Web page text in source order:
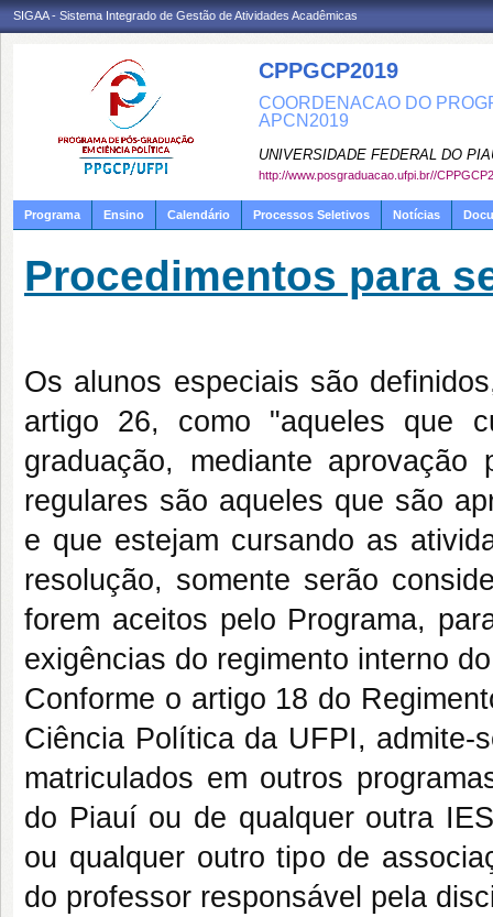
SIGAA - Sistema Integrado de Gestão de Atividades Acadêmicas
CPPGCP2019
COORDENACAO DO
APCN2019
UNIVERSIDADE FEDERAL DO
http://www.posgraduacao.ufpi.br//
Programa Ensino Calendário Processos Seletivos Notícias
Procedimentos para
Os alunos especiais são
artigo 26, como "aqueles que
graduação, mediante
regulares são aqueles que são
e que estejam cursando as
resolução, somente serão
forem aceitos pelo Programa,
exigências do regimento interno
Conforme o artigo 18 do
Ciência Política da UFPI, admite-
matriculados em outros
do Piauí ou de qualquer outra
ou qualquer outro tipo de
do professor responsável pela